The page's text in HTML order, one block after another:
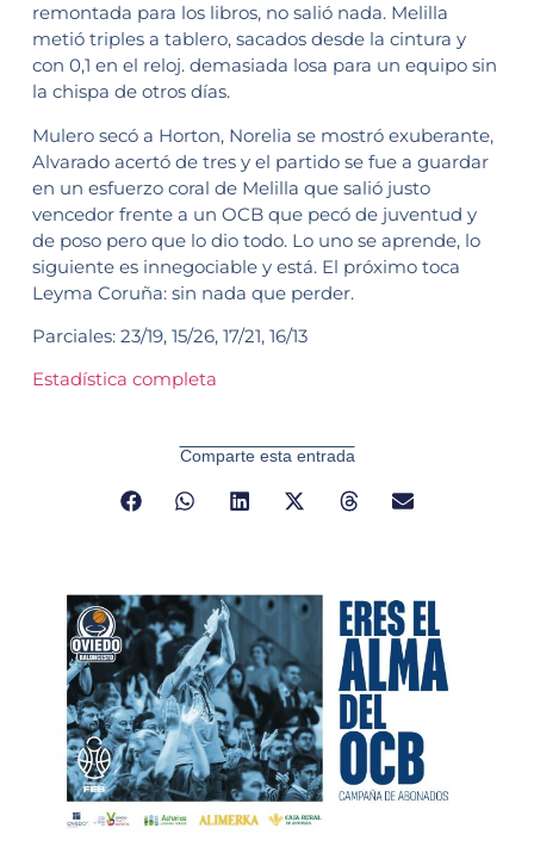
remontada para los libros, no salió nada. Melilla
metió triples a tablero, sacados desde la cintura y
con 0,1 en el reloj. demasiada losa para un equipo sin
la chispa de otros días.
Mulero secó a Horton, Norelia se mostró exuberante,
Alvarado acertó de tres y el partido se fue a guardar
en un esfuerzo coral de Melilla que salió justo
vencedor frente a un OCB que pecó de juventud y
de poso pero que lo dio todo. Lo uno se aprende, lo
siguiente es innegociable y está. El próximo toca
Leyma Coruña: sin nada que perder.
Parciales: 23/19, 15/26, 17/21, 16/13
Estadística completa
Comparte esta entrada